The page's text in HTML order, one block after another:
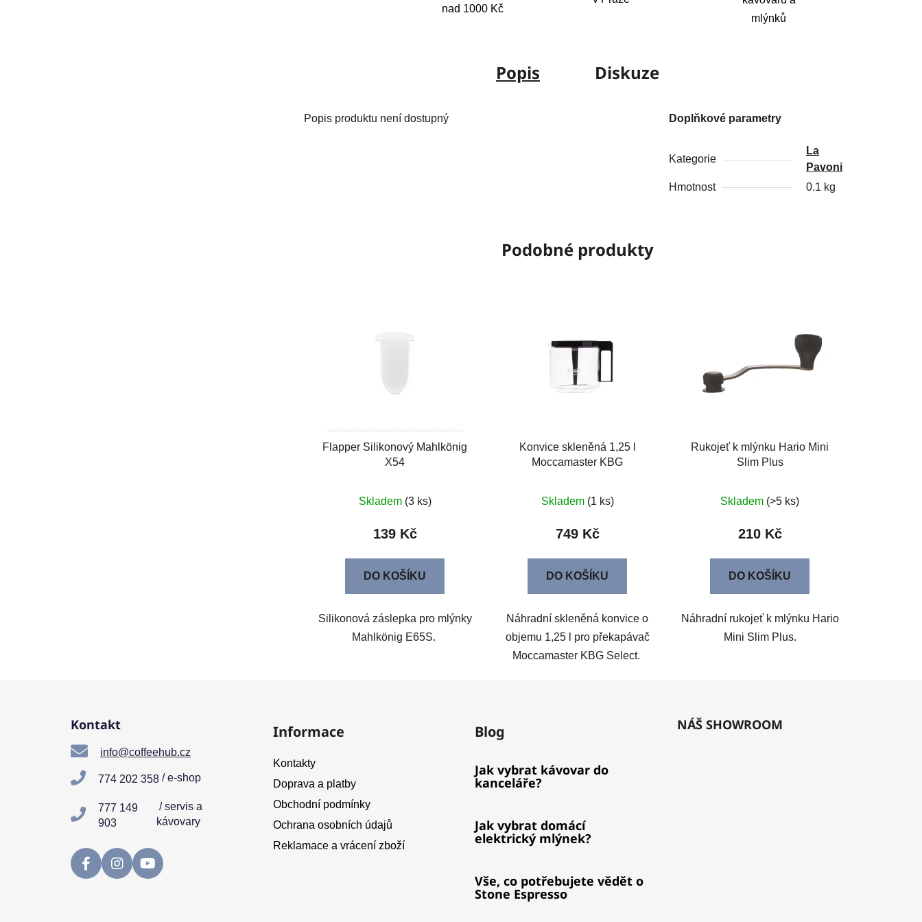
nad 1000 Kč
mlýnků
Popis Diskuze
Popis produktu není dostupný Doplňkové parametry
Kategorie
La
Pavoni
Hmotnost
0.1 kg
Podobné produkty
Flapper Silikonový Mahlkönig
X54
Skladem (3 ks)
139 Kč
DO KOŠÍKU
Silikonová záslepka pro mlýnky
Mahlkönig E65S.
Konvice skleněná 1,25 l
Moccamaster KBG
Skladem (1 ks)
749 Kč
DO KOŠÍKU
Náhradní skleněná konvice o
objemu 1,25 l pro překapávač
Moccamaster KBG Select.
Rukojeť k mlýnku Hario Mini
Slim Plus
Skladem (>5 ks)
210 Kč
DO KOŠÍKU
Náhradní rukojeť k mlýnku Hario
Mini Slim Plus.
Kontakt
info@coffeehub.cz
774 202 358 / e-shop
777 149
903
/ servis a
kávovary
Informace
Kontakty
Doprava a platby
Obchodní podmínky
Ochrana osobních údajů
Reklamace a vrácení zboží
Blog
Jak vybrat kávovar do
kanceláře?
Jak vybrat domácí
elektrický mlýnek?
Vše, co potřebujete vědět o
Stone Espresso
NÁŠ SHOWROOM